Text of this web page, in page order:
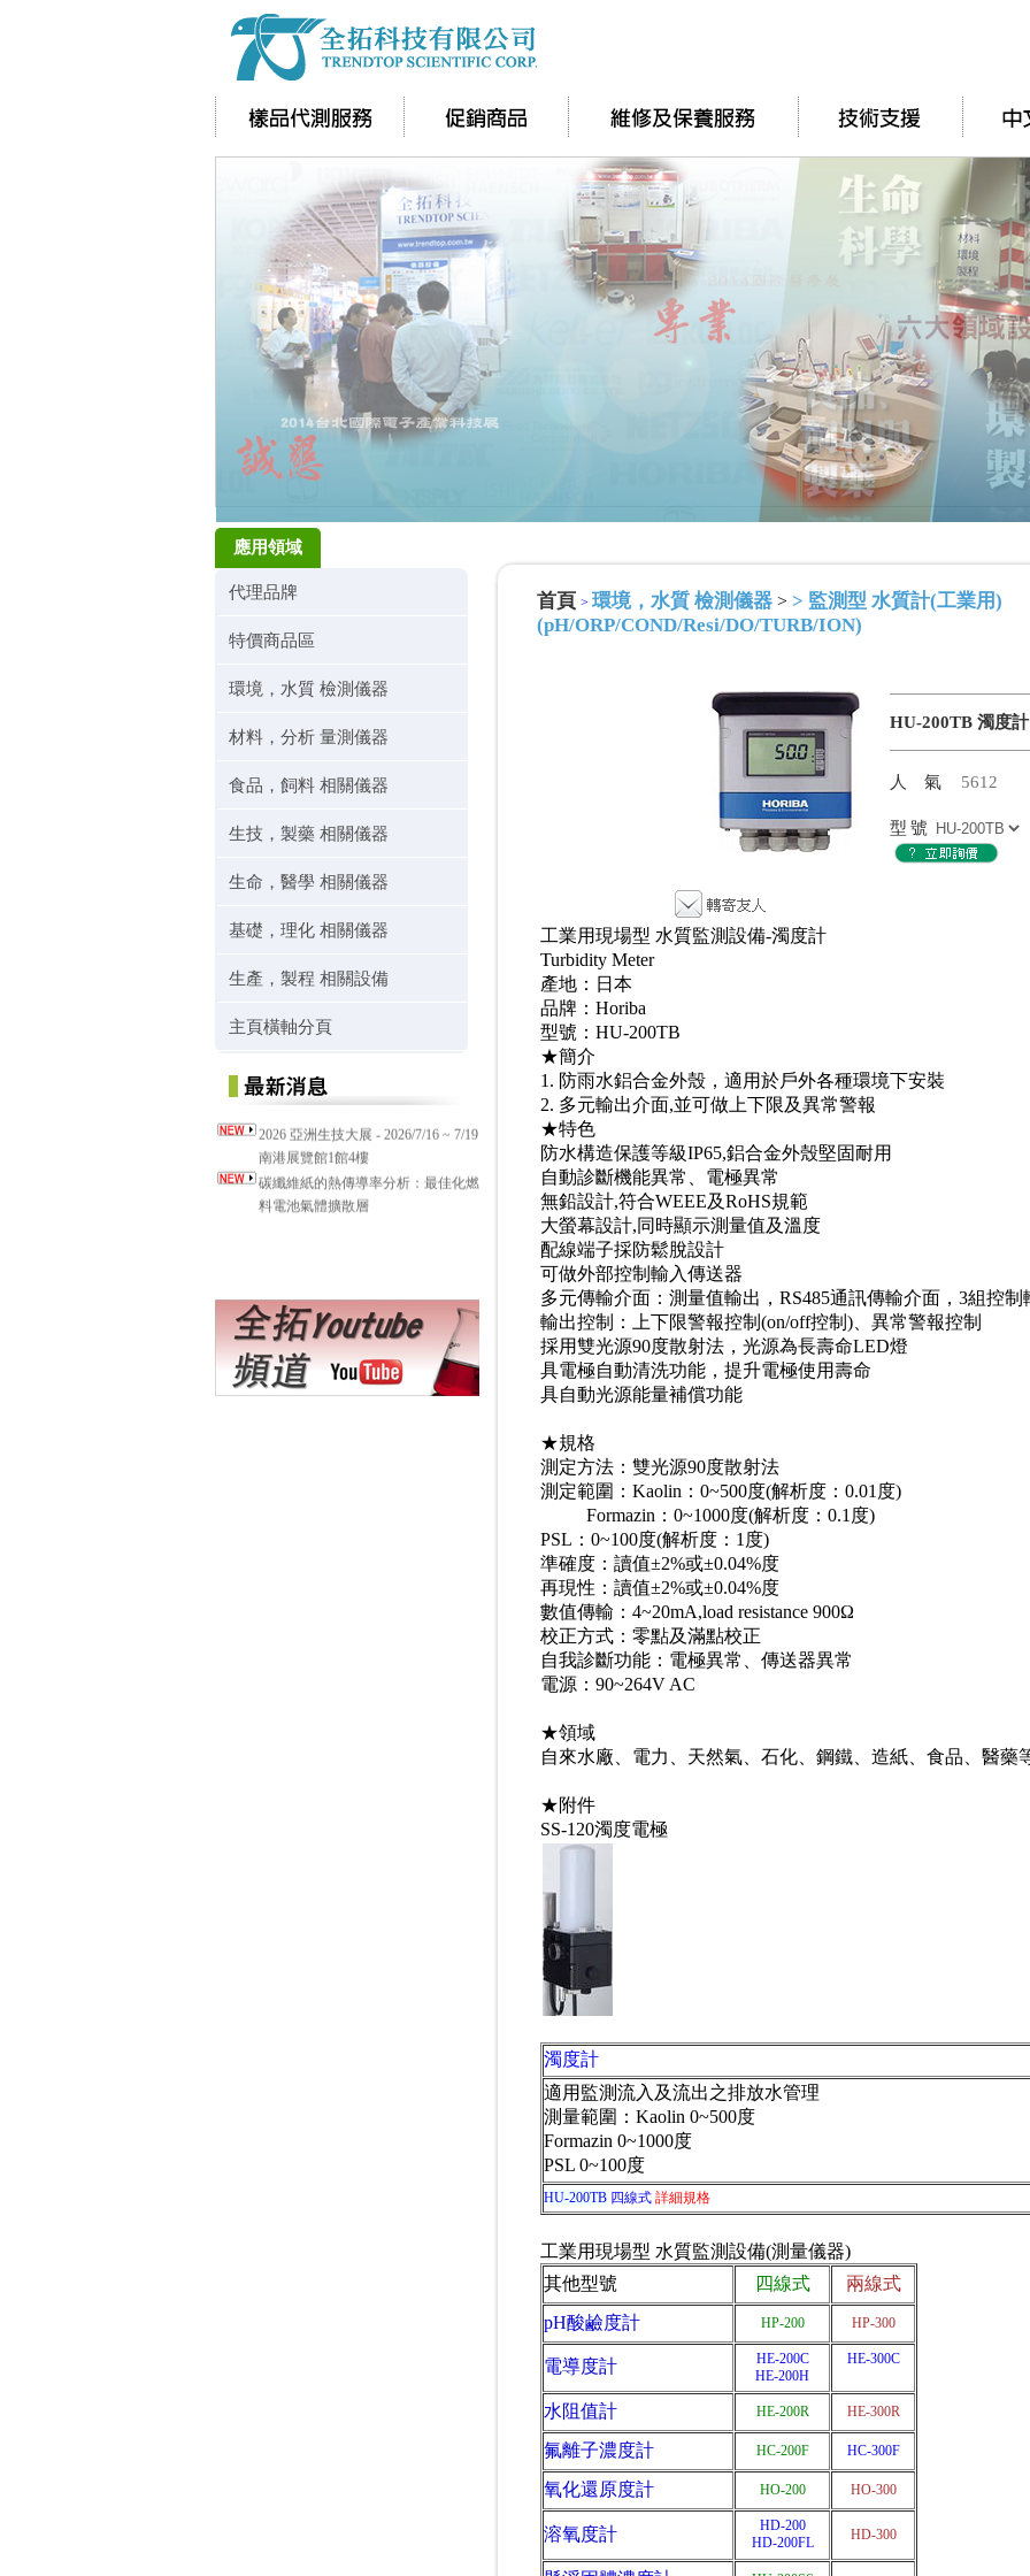
應用領域
代理品牌
特價商品區
環境，水質 檢測儀器
材料，分析 量測儀器
食品，飼料 相關儀器
生技，製藥 相關儀器
生命，醫學 相關儀器
基礎，理化 相關儀器
生產，製程 相關設備
主頁橫軸分頁
南港展覽館1館4樓
碳纖維紙的熱傳導率分析：最佳化燃
料電池氣體擴散層
首頁 > 環境，水質 檢測儀器 > > 監測型 水質計(工業用)
(pH/ORP/COND/Resi/DO/TURB/ION)
HU-200TB 濁度計
人氣 5612
型號
工業用現場型 水質監測設備-濁度計
Turbidity Meter
產地：日本
品牌：Horiba
型號：HU-200TB
★簡介
1. 防雨水鋁合金外殼，適用於戶外各種環境下安裝
2. 多元輸出介面,並可做上下限及異常警報
★特色
防水構造保護等級IP65,鋁合金外殼堅固耐用
自動診斷機能異常、電極異常
無鉛設計,符合WEEE及RoHS規範
大螢幕設計,同時顯示測量值及溫度
配線端子採防鬆脫設計
可做外部控制輸入傳送器
多元傳輸介面：測量值輸出，RS485通訊傳輸介面，3組控制
輸出控制：上下限警報控制(on/off控制)、異常警報控制
採用雙光源90度散射法，光源為長壽命LED燈
具電極自動清洗功能，提升電極使用壽命
具自動光源能量補償功能
★規格
測定方法：雙光源90度散射法
測定範圍：Kaolin：0~500度(解析度：0.01度)
Formazin：0~1000度(解析度：0.1度)
PSL：0~100度(解析度：1度)
準確度：讀值±2%或±0.04%度
再現性：讀值±2%或±0.04%度
數值傳輸：4~20mA,load resistance 900Ω
校正方式：零點及滿點校正
自我診斷功能：電極異常、傳送器異常
電源：90~264V AC
★領域
自來水廠、電力、天然氣、石化、鋼鐵、造紙、食品、醫藥
★附件
SS-120濁度電極
濁度計
適用監測流入及流出之排放水管理
測量範圍：Kaolin 0~500度
Formazin 0~1000度
PSL 0~100度
HU-200TB 四線式 詳細規格
工業用現場型 水質監測設備(測量儀器)
其他型號
四線式
兩線式
pH酸鹼度計
HP-200 HP-300
電導度計
HE-200C
HE-200H
HE-300C
水阻值計 HE-200R HE-300R
氟離子濃度計 HC-200F HC-300F
氧化還原度計 HO-200 HO-300
溶氧度計
HD-200
HD-200FL
HD-300